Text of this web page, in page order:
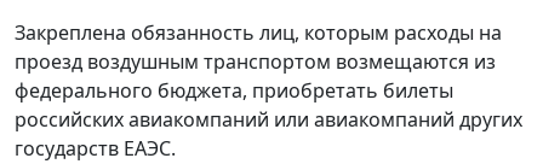
Закреплена обязанность лиц, которым расходы на
проезд воздушным транспортом возмещаются из
федерального бюджета, приобретать билеты
российских авиакомпаний или авиакомпаний других
государств ЕАЭС.